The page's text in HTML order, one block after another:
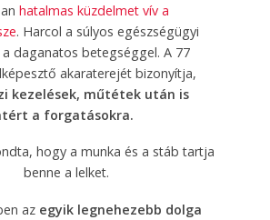
hatalmas küzdelmet vív a
. Harcol a súlyos egészségügyi
daganatos betegséggel. A 77
akaraterejét bizonyítja,
kezelések, műtétek után is
a forgatásokra.
hogy a munka és a stáb tartja
benne a lelket.
azegyik legnehezebb dolga